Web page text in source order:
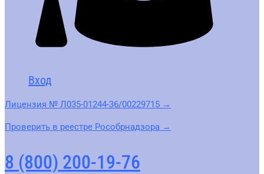
Вход
Лицензия № Л035-01244-36/00229715 →
Проверить в реестре Рособрнадзора →
8 (800) 200-19-76